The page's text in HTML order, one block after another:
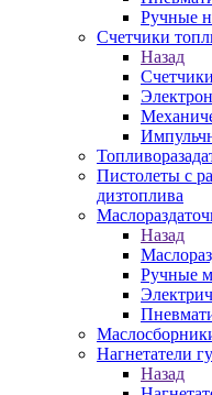
Ручные
Счетчики
Назад
Пистолеты с
дизтоплива
Назад
Ручные
Нагнетатели
Назад